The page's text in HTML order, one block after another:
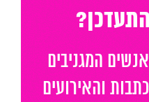
המגניבים
והאירועים